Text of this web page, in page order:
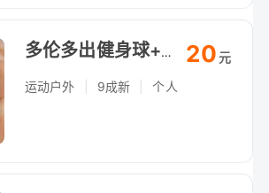
多伦多出健身球+弹力带套装，居家康复训练，自提（Arthur Bonner Ave）
运动户外 9成新 个人
20元